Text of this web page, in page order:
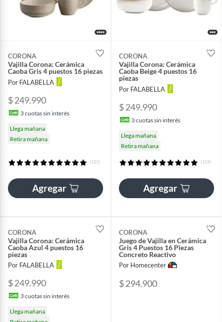
CORONA
Vajilla Corona: Cerámica
Caoba Gris 4 puestos 16 piezas
Por FALABELLA
$ 249.990
3cuotas sin interés
Llega mañana
Retira mañana
(121)
Agregar
CORONA
Vajilla Corona: Cerámica
Caoba Beige 4 puestos 16
piezas
Por FALABELLA
$ 249.990
3cuotas sin interés
Llega mañana
Retira mañana
(124)
Agregar
CORONA
Vajilla Corona: Cerámica
Caoba Azul 4 puestos 16
piezas
Por FALABELLA
$ 249.990
3cuotas sin interés
Llega mañana
CORONA
Juego de Vajilla en Cerámica
Gris 4 Puestos 16 Piezas
Concreto Reactivo
Por Homecenter
$ 294.900